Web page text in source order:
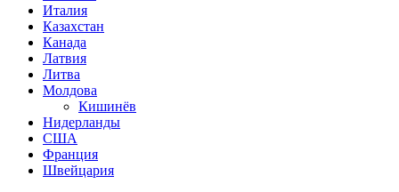
Италия
Казахстан
Канада
Латвия
Литва
Молдова
Кишинёв
Нидерланды
США
Франция
Швейцария